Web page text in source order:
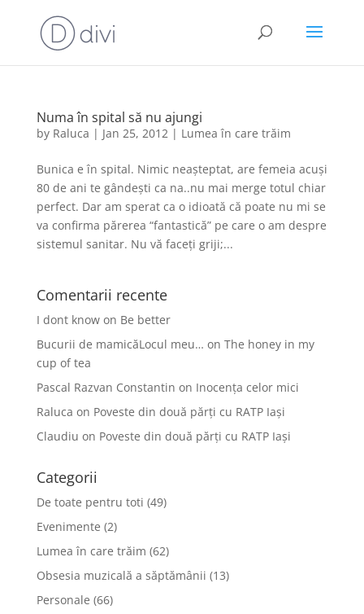
Numa în spital să nu ajungi
by Raluca | Jan 25, 2012| Lumea în care trăim
Bunica e în spital. Nimic neașteptat, are femeia acuși
80 de ani te gândești ca na..nu mai merge totul chiar
perfect. Dar am sperat ca o idioată că poate nu mi se
va confirma părerea “fantastică” pe care o am despre
sistemul sanitar. Nu vă faceți griji;...
Comentarii recente
I dont knowon Be better
Bucurii de mamicăLocul meu… on The honey in my
cup of tea
Pascal Razvan Constantin on Inocența celor mici
Raluca on Poveste din două părți cu RATP Iași
Claudiu on Poveste din două părți cu RATP Iași
Categorii
De toate pentru toti (49)
Evenimente (2)
Lumea în care trăim (62)
Obsesia muzicală a săptămânii (13)
Personale (66)